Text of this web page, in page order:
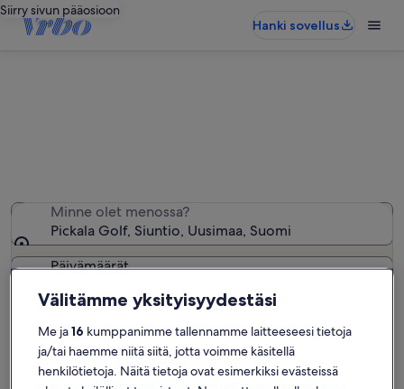
Siirry sivun pääosioon
Hanki sovellus
Minne olet menossa?
Pickala Golf, Siuntio, Uusimaa, Suomi
Päivämäärät
2 asiakasta
Välitämme yksityisyydestäsi
Me ja16 kumppanimme tallennamme laitteeseesi tietoja
ja/tai haemme niitä siitä, jotta voimme käsitellä
henkilötietoja. Näitä tietoja ovat esimerkiksi evästeissä